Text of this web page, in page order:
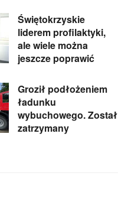
Świętokrzyskie
liderem profilaktyki,
ale wiele można
jeszcze poprawić
Groził podłożeniem
ładunku
wybuchowego. Został
zatrzymany